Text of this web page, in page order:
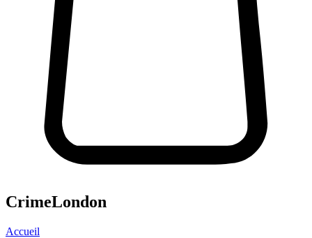
CrimeLondon
Accueil